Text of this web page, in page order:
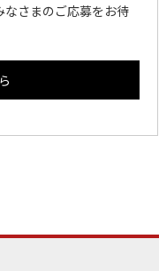
さまのご応募をお待